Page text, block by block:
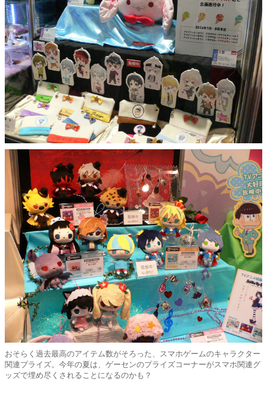
おそらく過去最高のアイテム数がそろった、スマホゲームのキャラクター
関連プライズ。今年の夏は、ゲーセンのプライズコーナーがスマホ関連グ
ッズで埋め尽くされることになるのかも？